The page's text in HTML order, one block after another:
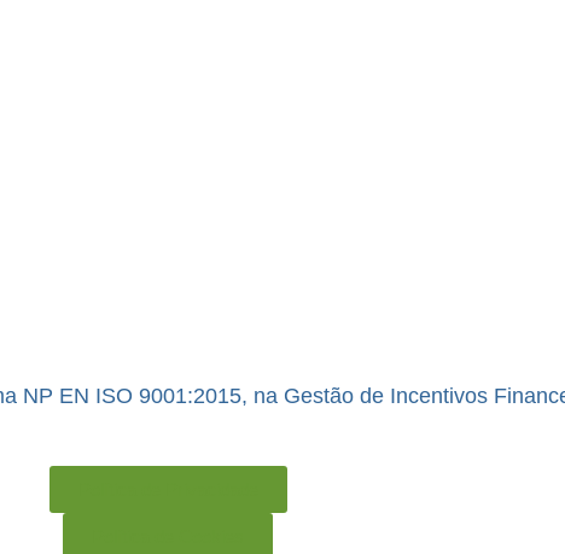
NP EN ISO 9001:2015, na Gestão de Incentivos